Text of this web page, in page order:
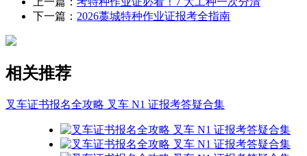
下一篇： 2026藁城特种作业证报考全指南
相关推荐
叉车证书报名全攻略 叉车 N1 证报考答疑合集